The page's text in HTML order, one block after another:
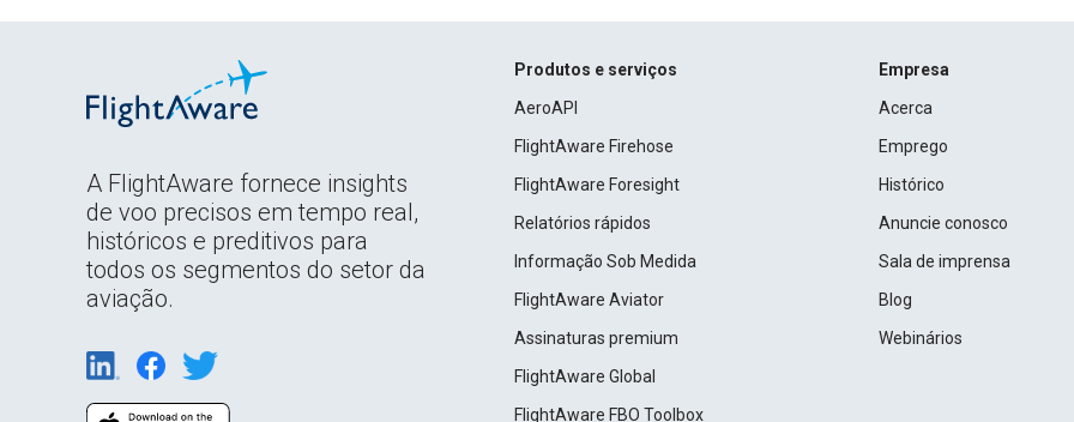
A FlightAware fornece insights
de voo precisos em tempo real,
históricos e preditivos para
todos os segmentos do setor da
aviação.
Produtos e serviços
AeroAPI
FlightAware Firehose
FlightAware Foresight
Relatórios rápidos
Informação Sob Medida
FlightAware Aviator
Assinaturas premium
FlightAware Global
FlightAware FBO Toolbox
Empresa
Acerca
Emprego
Histórico
Anuncie conosco
Sala de imprensa
Blog
Webinários